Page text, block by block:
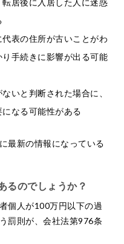
表の住所が古いことがわ
手続きに影響が出る可能
いと判断された場合に、
なる可能性がある
最新の情報になっている
るのでしょうか？
個人が100万円以下の過
罰則が、会社法第976条